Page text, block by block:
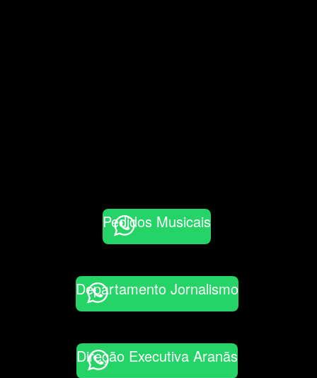
Pedidos Musicais
Departamento Jornalismo
Direção Executiva Aranãs